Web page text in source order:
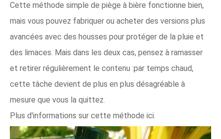
Cette méthode simple de piège à bière fonctionne bien,
mais vous pouvez fabriquer ou acheter des versions plus
avancées avec des housses pour protéger de la pluie et
des limaces. Mais dans les deux cas, pensez à ramasser
et retirer régulièrement le contenu :par temps chaud,
cette tâche devient de plus en plus désagréable à
mesure que vous la quittez.
Plus d'informations sur cette méthode ici.